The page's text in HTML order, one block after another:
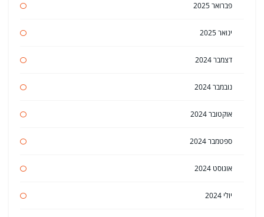
פברואר 2025
ינואר 2025
דצמבר 2024
נובמבר 2024
אוקטובר 2024
ספטמבר 2024
אוגוסט 2024
יולי 2024